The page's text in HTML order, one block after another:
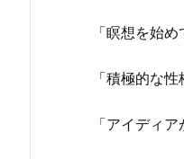
「瞑想を始
「積極的な
「アイディ